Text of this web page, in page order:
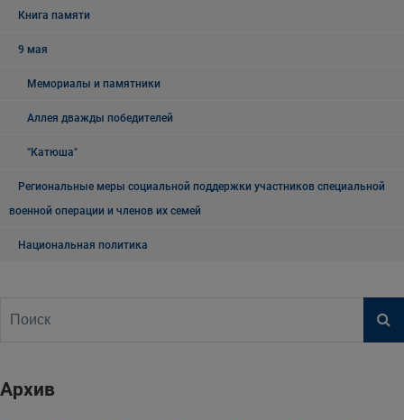
Книга памяти
9 мая
Мемориалы и памятники
Аллея дважды победителей
"Катюша"
Региональные меры социальной поддержки участников специальной
военной операции и членов их семей
Национальная политика
Архив